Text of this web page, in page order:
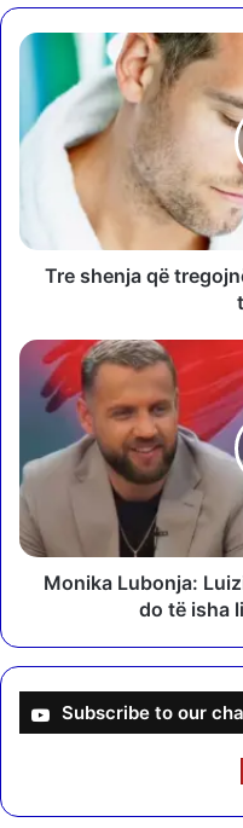
T
h
a
r
n
ë
e
i
n
Tre shenja që
M
a
L
b
u
Monika Lubonja:
do të isha
Subscribe to our